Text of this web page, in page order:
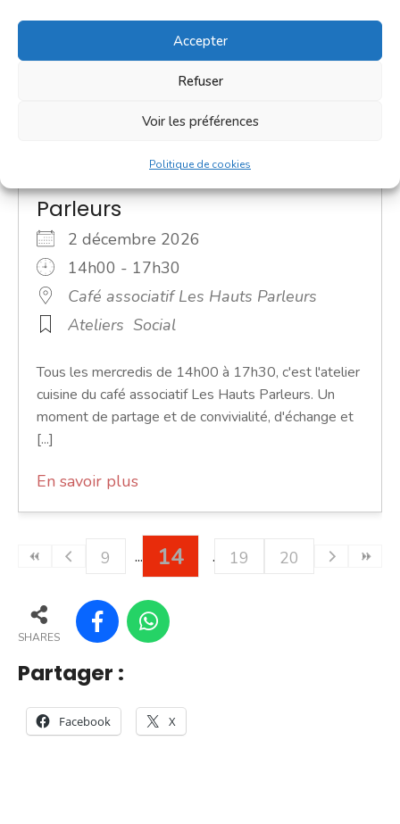
Accepter
Refuser
Voir les préférences
Politique de cookies
Atelier cuisine - Les Hauts
Parleurs
2 décembre 2026
14h00 - 17h30
Café associatif Les Hauts Parleurs
Ateliers Social
Tous les mercredis de 14h00 à 17h30, c'est l'atelier
cuisine du café associatif Les Hauts Parleurs. Un
moment de partage et de convivialité, d'échange et
[...]
En savoir plus
9 14 19 20
SHARES
Partager :
Facebook X